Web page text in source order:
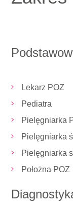
Lekarz POZ
Pediatra
Pielęgniarka
Pielęgniarka
Pielęgniarka
Położna POZ